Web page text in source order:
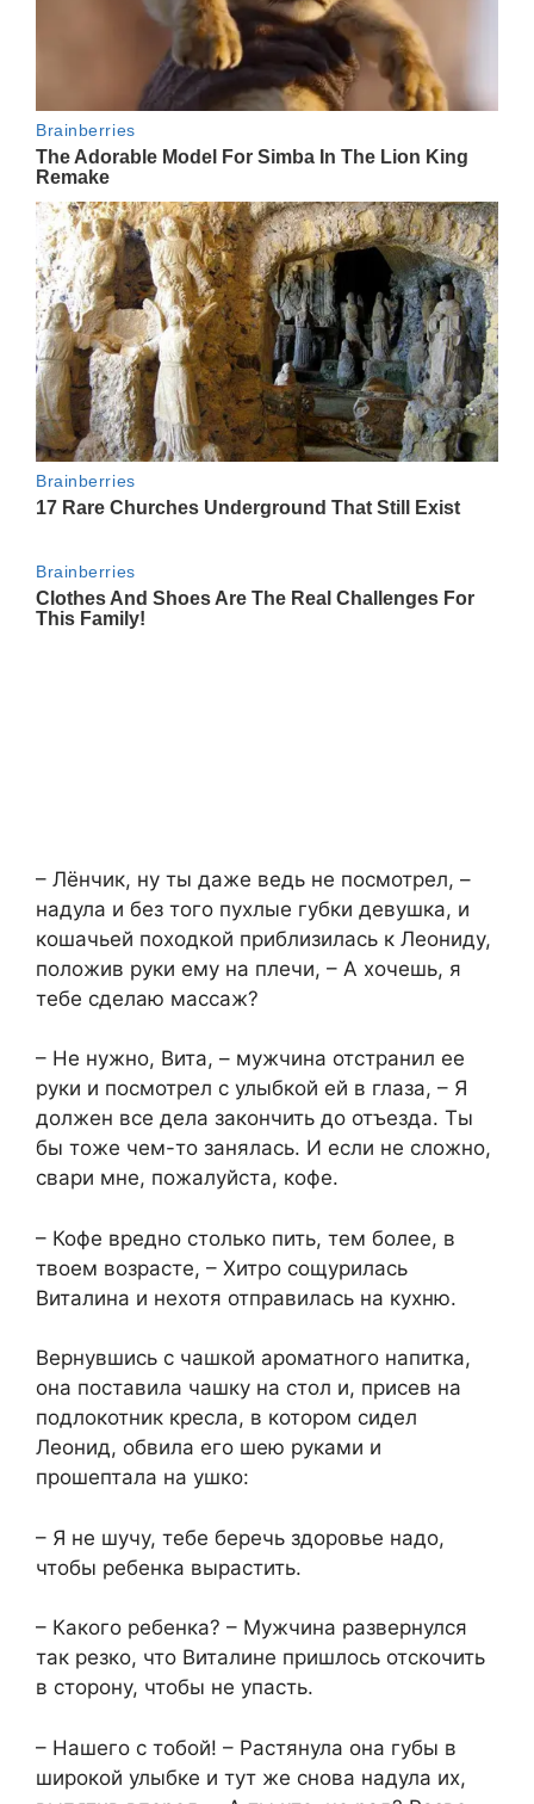
– Лёнчик, ну ты даже ведь не посмотрел, –
надула и без того пухлые губки девушка, и
кошачьей походкой приблизилась к Леониду,
положив руки ему на плечи, – А хочешь, я
тебе сделаю массаж?
– Не нужно, Вита, – мужчина отстранил ее
руки и посмотрел с улыбкой ей в глаза, – Я
должен все дела закончить до отъезда. Ты
бы тоже чем-то занялась. И если не сложно,
свари мне, пожалуйста, кофе.
– Кофе вредно столько пить, тем более, в
твоем возрасте, – Хитро сощурилась
Виталина и нехотя отправилась на кухню.
Вернувшись с чашкой ароматного напитка,
она поставила чашку на стол и, присев на
подлокотник кресла, в котором сидел
Леонид, обвила его шею руками и
прошептала на ушко:
– Я не шучу, тебе беречь здоровье надо,
чтобы ребенка вырастить.
– Какого ребенка? – Мужчина развернулся
так резко, что Виталине пришлось отскочить
в сторону, чтобы не упасть.
– Нашего с тобой! – Растянула она губы в
широкой улыбке и тут же снова надула их,